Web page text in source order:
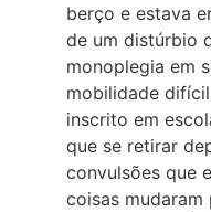
berço e estava
de um distúrbio
monoplegia em
mobilidade
inscrito em
que se retirar
convulsões que
coisas